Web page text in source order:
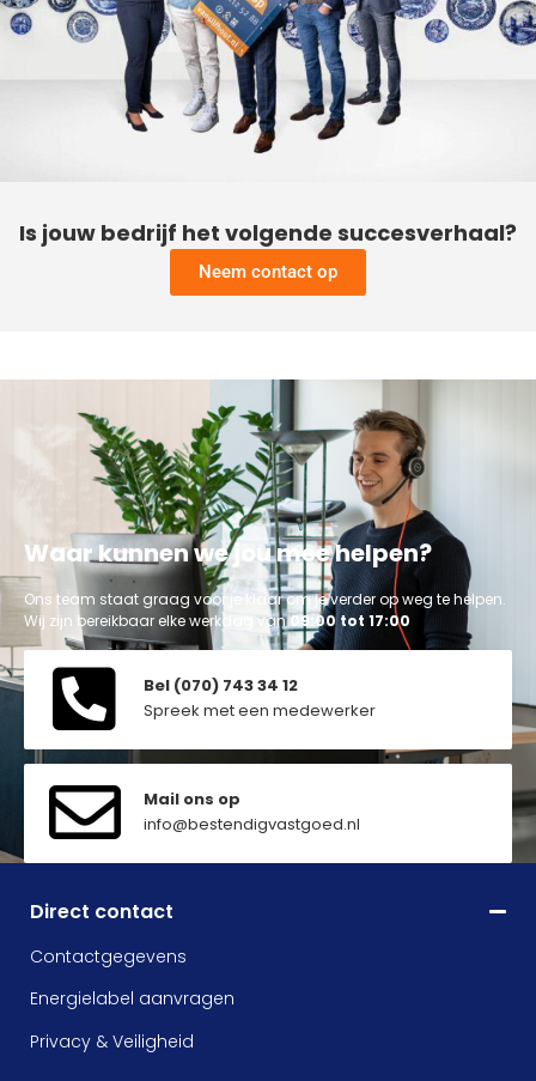
Is jouw bedrijf het volgende succesverhaal?
Neem contact op
Waar kunnen we jou mee helpen?
Ons team staat graag voor je klaar om je verder op weg te helpen.
Wij zijn bereikbaar elke werkdag van09:00 tot 17:00
Bel (070) 743 34 12
Spreek met een medewerker
Mail ons op
info@bestendigvastgoed.nl
Direct contact
Contactgegevens
Energielabel aanvragen
Privacy & Veiligheid